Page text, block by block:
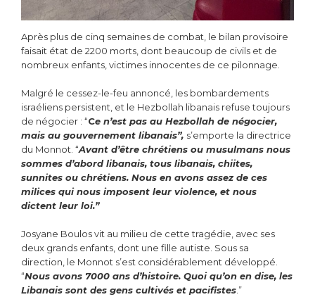
Après plus de cinq semaines de combat, le bilan provisoire
faisait état de 2200 morts, dont beaucoup de civils et de
nombreux enfants, victimes innocentes de ce pilonnage.
Malgré le cessez-le-feu annoncé, les bombardements
israéliens persistent, et le Hezbollah libanais refuse toujours
de négocier : “Ce n’est pas au Hezbollah de négocier,
mais au gouvernement libanais”, s’emporte la directrice
du Monnot. “Avant d’être chrétiens ou musulmans nous
sommes d’abord libanais, tous libanais, chiites,
sunnites ou chrétiens. Nous en avons assez de ces
milices qui nous imposent leur violence, et nous
dictent leur loi.”
Josyane Boulos vit au milieu de cette tragédie, avec ses
deux grands enfants, dont une fille autiste. Sous sa
direction, le Monnot s’est considérablement développé.
“Nous avons 7000 ans d’histoire. Quoi qu’on en dise, les
Libanais sont des gens cultivés et pacifistes .”